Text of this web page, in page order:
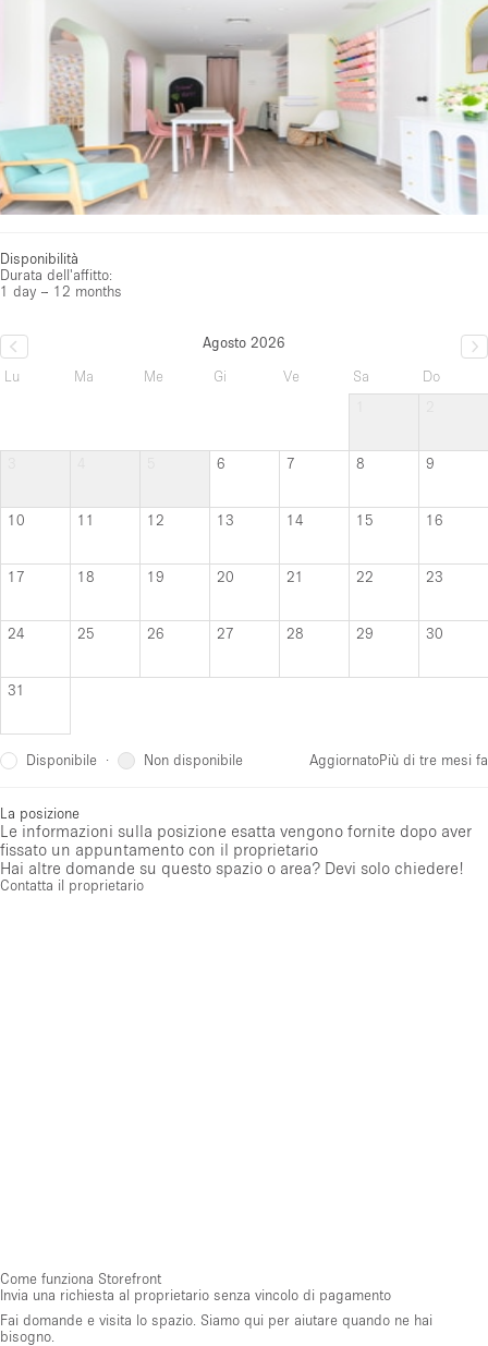
Disponibilità
Durata dell'affitto:
1 day – 12 months
Agosto 2026
Lu
Ma Me Gi Ve Sa
Do
6 7 8 9
10 11 12 13 14 15 16
17 18 19 20 21 22 23
24 25 26 27 28 29 30
31
Disponibile · Non disponibile AggiornatoPiù di tre mesi fa
La posizione
Le informazioni sulla posizione esatta vengono fornite dopo aver
fissato un appuntamento con il proprietario
Hai altre domande su questo spazio o area? Devi solo chiedere!
Contatta il proprietario
Come funziona Storefront
Invia una richiesta al proprietario senza vincolo di pagamento
Fai domande e visita lo spazio. Siamo qui per aiutare quando ne hai
bisogno.